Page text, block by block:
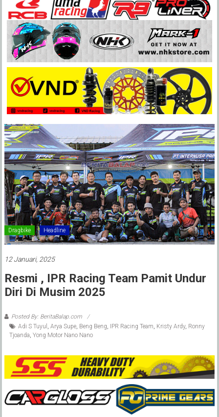
Dragbike Headline
12 Januari, 2025
Resmi , IPR Racing Team Pamit Undur
Diri Di Musim 2025
Posted By: BeritaBalap.com
Adi S Tuyul , Arya Supe, Beng Beng, IPR Racing Team, Kristy Ardy, Ronny
Tjoanda, Yong Motor Nano Nano